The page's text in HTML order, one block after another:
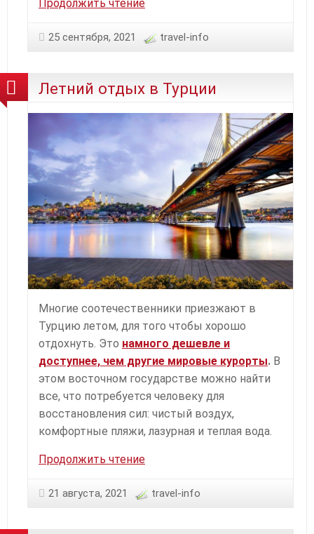
Продолжить чтениеГостиницы
Отели
25 сентября, 2021 travel-info
Летний отдых в Турции
Многие соотечественники приезжают в
Турцию летом, для того чтобы хорошо
отдохнуть. Это намного дешевле и
доступнее, чем другие мировые курорты. В
этом восточном государстве можно найти
все, что потребуется человеку для
восстановления сил: чистый воздух,
комфортные пляжи, лазурная и теплая вода.
Продолжить чтениеЛетний
в
21 августа, 2021 travel-info